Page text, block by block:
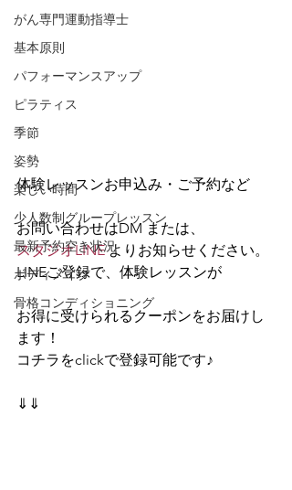
がん専門運動指導士
基本原則
パフォーマンスアップ
ピラティス
季節
姿勢
楽しい時間
少人数制グループレッスン
最新予約空き状況
ボディメイク
骨格コンディショニング
体験レッスンお申込み・ご予約など
お問い合わせはDM または、
スタジオLINE よりお知らせください。
LINEご登録で、体験レッスンが
お得に受けられるクーポンをお届けし
ます！
コチラをclickで登録可能です♪
⇓⇓